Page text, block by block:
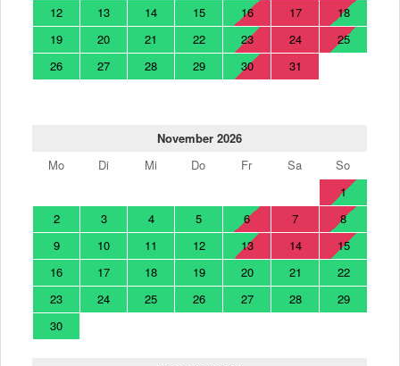
12
13 14 15 16 17
18
19
20 21 22 23 24
25
26
27 28 29 30 31
November 2026
Mo
Di Mi Do Fr Sa
So
1
2
3 4 5 6 7
8
9
10 11 12 13 14
15
16
17 18 19 20 21
22
23
24 25 26 27 28
29
30